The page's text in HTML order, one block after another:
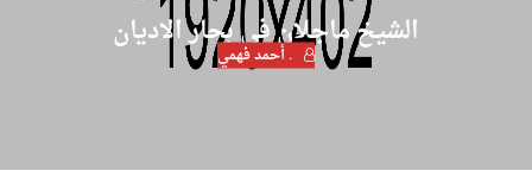
الشيخ ماجلان في بحار الاديان
. أحمد فهمي